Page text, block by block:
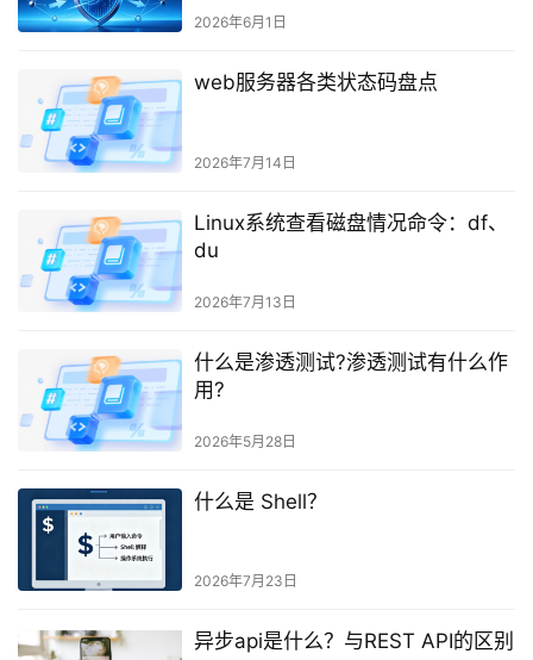
2026年6月1日
web服务器各类状态码盘点
2026年7月14日
Linux系统查看磁盘情况命令：df、
du
2026年7月13日
什么是渗透测试?渗透测试有什么作
用?
2026年5月28日
什么是 Shell？
2026年7月23日
异步api是什么？与REST API的区别